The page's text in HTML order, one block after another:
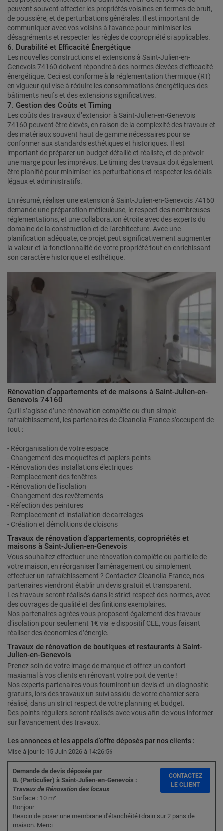
peuvent souvent affecter les propriétés voisines en termes de bruit,
de poussière, et de perturbations générales. Il est important de
communiquer avec vos voisins à l’avance pour minimiser les
désagréments et respecter les règles de copropriété si applicables.
6. Durabilité et Efficacité Énergétique
Les nouvelles constructions et extensions à Saint-Julien-en-
Genevois 74160 doivent répondre à des normes élevées d’efficacité
énergétique. Ceci est conforme à la réglementation thermique (RT)
en vigueur qui vise à réduire les consommations énergétiques des
bâtiments neufs et des extensions significatives.
7. Gestion des Coûts et Timing
Les coûts des travaux d’extension à Saint-Julien-en-Genevois
74160 peuvent être élevés, en raison de la complexité des travaux et
des matériaux souvent haut de gamme nécessaires pour se
conformer aux standards esthétiques et historiques. Il est
important de préparer un budget détaillé et réaliste, et de prévoir
une marge pour les imprévus. Le timing des travaux doit également
être planifié pour minimiser les perturbations et respecter les délais
légaux et administratifs.
En résumé, réaliser une extension à Saint-Julien-en-Genevois 74160
demande une préparation méticuleuse, le respect des nombreuses
réglementations, et une collaboration étroite avec des experts du
domaine de la construction et de l’architecture. Avec une
planification adéquate, ce projet peut significativement augmenter
la valeur et la fonctionnalité de votre propriété tout en enrichissant
son caractère historique et esthétique.
Rénovation d’appartements et de maisons à Saint-Julien-en-
Genevois 74160
Qu’il s’agisse d’une rénovation complète ou d’un simple
rafraîchissement, les partenaires de Cleanolia France s’occupent de
tout :
- Réorganisation de votre espace
- Changement des moquettes et papiers-peints
- Rénovation des installations électriques
- Remplacement des fenêtres
- Rénovation de l’isolation
- Changement des revêtements
- Réfection des peintures
- Remplacement et installation de carrelages
- Création et démolitions de cloisons
Travaux de rénovation d’appartements, copropriétés et
maisons à Saint-Julien-en-Genevois
Vous souhaitez effectuer une rénovation complète ou partielle de
votre maison, en réorganiser l’aménagement ou simplement
effectuer un rafraîchissement ? Contactez Cleanolia France, nos
partenaires viendront établir un devis gratuit et transparent.
Les travaux seront réalisés dans le strict respect des normes, avec
des ouvrages de qualité et des finitions exemplaires.
Nos partenaires agrées vous proposent également des travaux
d’isolation pour seulement 1€ via le dispositif CEE, vous faisant
réaliser des économies d’énergie.
Travaux de rénovation de boutiques et restaurants à Saint-
Julien-en-Genevois
Prenez soin de votre image de marque et offrez un confort
maxiamal à vos clients en rénovant votre poit de vente !
Nos experts partenaires vous fourniront un devis et un diagnostic
gratuits, lors des travaux un suivi assidu de votre chantier sera
réalisé, dans un strict respect de votre planning et budget.
Des points réguliers seront réalisés avec vous afin de vous informer
sur l’avancement des travaux.
Les annonces et les appels d’offre déposés par nos clients :
Mise à jour le 15 Juin 2026 à 14:26:56
Demande de devis déposée par
B. (Particulier) à Saint-Julien-en-Genevois :
Travaux de Rénovation des locaux
Surface : 10 m²
Bonjour
Besoin de poser une membrane d'étanchéité+drain sur 2 pans de
maison. Merci
CONTACTEZ
LE CLIENT